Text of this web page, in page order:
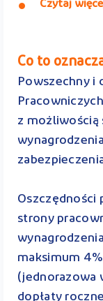
Czytaj
Co to
Powszechny i
z możliwością
Oszczędności
strony
maksimum
(jednorazowa
dopłaty